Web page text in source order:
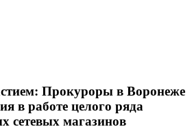
Прокуроры в Воронеже
в работе целого ряда
сетевых магазинов